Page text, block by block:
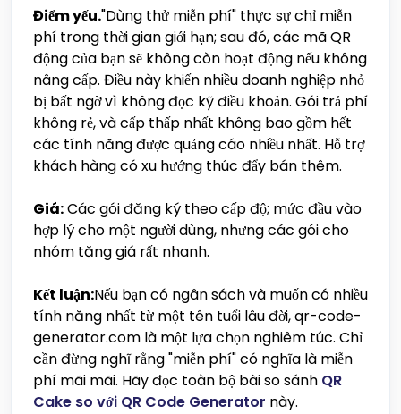
Điểm yếu."Dùng thử miễn phí" thực sự chỉ miễn
phí trong thời gian giới hạn; sau đó, các mã QR
động của bạn sẽ không còn hoạt động nếu không
nâng cấp. Điều này khiến nhiều doanh nghiệp nhỏ
bị bất ngờ vì không đọc kỹ điều khoản. Gói trả phí
không rẻ, và cấp thấp nhất không bao gồm hết
các tính năng được quảng cáo nhiều nhất. Hỗ trợ
khách hàng có xu hướng thúc đẩy bán thêm.
Giá:Các gói đăng ký theo cấp độ; mức đầu vào
hợp lý cho một người dùng, nhưng các gói cho
nhóm tăng giá rất nhanh.
Kết luận:Nếu bạn có ngân sách và muốn có nhiều
tính năng nhất từ một tên tuổi lâu đời, qr-code-
generator.com là một lựa chọn nghiêm túc. Chỉ
cần đừng nghĩ rằng "miễn phí" có nghĩa là miễn
phí mãi mãi. Hãy đọc toàn bộ bài so sánh QR
Cake so với QR Code Generator này.